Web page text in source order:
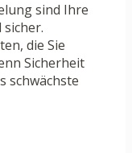
sind Ihre
die Sie
Sicherheit
schwächste